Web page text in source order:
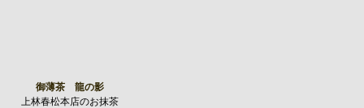
御薄茶 龍の影
上林春松本店のお抹茶